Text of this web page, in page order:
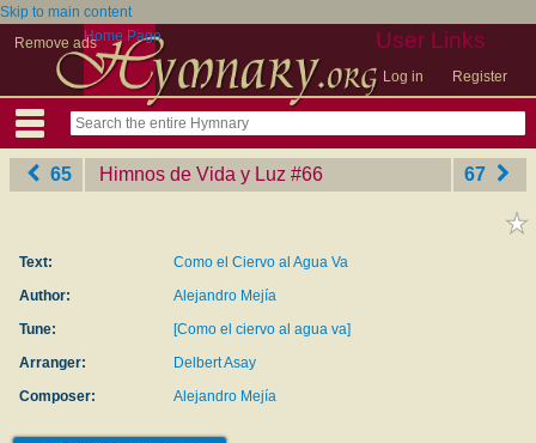
Skip to main content
Remove ads
User Links
Log in Register
Home Page
65 Himnos de Vida y Luz ‎#66 67
Text:
Como el Ciervo al Agua Va
Author:
Alejandro Mejía
Tune:
[Como el ciervo al agua va]
Arranger:
Delbert Asay
Composer:
Alejandro Mejía